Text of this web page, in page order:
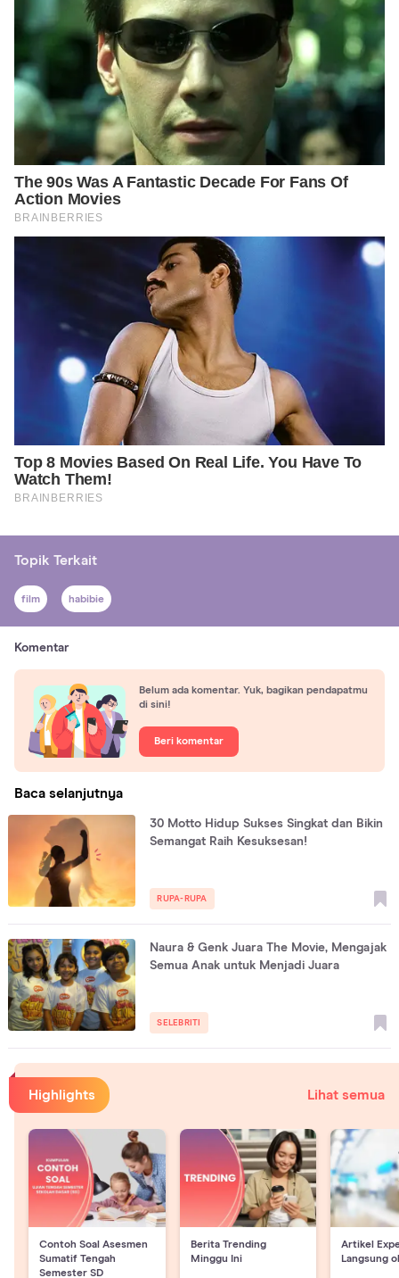
Topik Terkait
film habibie
Komentar
Belum ada komentar. Yuk, bagikan pendapatmu
di sini!
Beri komentar
Baca selanjutnya
30 Motto Hidup Sukses Singkat dan Bikin
Semangat Raih Kesuksesan!
RUPA-RUPA
Naura & Genk Juara The Movie, Mengajak
Semua Anak untuk Menjadi Juara
SELEBRITI
Highlights Lihat semua
Contoh Soal Asesmen
Sumatif Tengah
Semester SD
Berita Trending
Minggu Ini
Artikel
Langsung